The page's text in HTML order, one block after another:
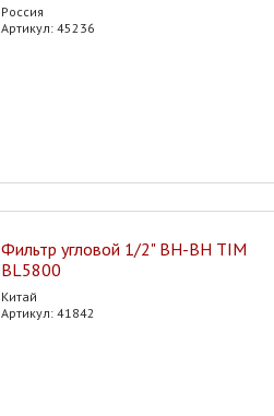
Россия
Артикул: 45236
Фильтр угловой 1/2" ВН-ВН TIM
BL5800
Китай
Артикул: 41842